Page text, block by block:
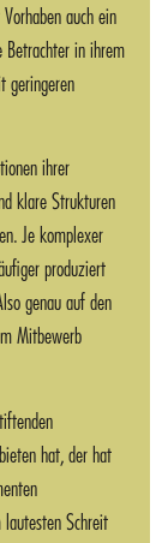
auch ein
Betrachter in ihrem
geringeren
ihrer
klare Strukturen
Je komplexer
produziert
genau auf den
Mitbewerb
hat, der hat
Schreit